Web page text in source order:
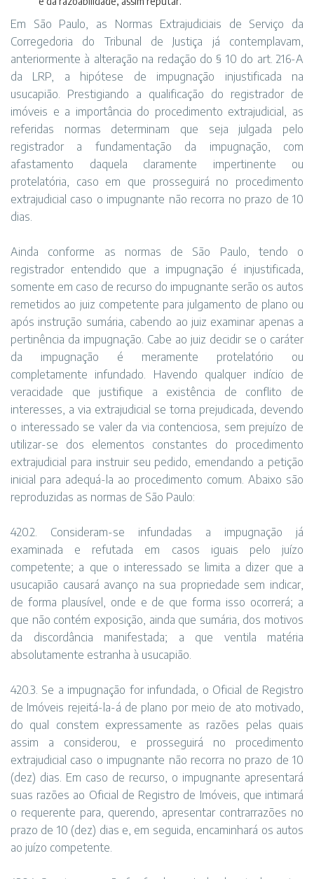
Em São Paulo, as Normas Extrajudiciais de Serviço da
Corregedoria do Tribunal de Justiça já contemplavam,
anteriormente à alteração na redação do § 10 do art. 216-A
da LRP, a hipótese de impugnação injustificada na
usucapião. Prestigiando a qualificação do registrador de
imóveis e a importância do procedimento extrajudicial, as
referidas normas determinam que seja julgada pelo
registrador a fundamentação da impugnação, com
afastamento daquela claramente impertinente ou
protelatória, caso em que prosseguirá no procedimento
extrajudicial caso o impugnante não recorra no prazo de 10
dias.
Ainda conforme as normas de São Paulo, tendo o
registrador entendido que a impugnação é injustificada,
somente em caso de recurso do impugnante serão os autos
remetidos ao juiz competente para julgamento de plano ou
após instrução sumária, cabendo ao juiz examinar apenas a
pertinência da impugnação. Cabe ao juiz decidir se o caráter
da impugnação é meramente protelatório ou
completamente infundado. Havendo qualquer indício de
veracidade que justifique a existência de conflito de
interesses, a via extrajudicial se torna prejudicada, devendo
o interessado se valer da via contenciosa, sem prejuízo de
utilizar-se dos elementos constantes do procedimento
extrajudicial para instruir seu pedido, emendando a petição
inicial para adequá-la ao procedimento comum. Abaixo são
reproduzidas as normas de São Paulo:
420.2. Consideram-se infundadas a impugnação já
examinada e refutada em casos iguais pelo juízo
competente; a que o interessado se limita a dizer que a
usucapião causará avanço na sua propriedade sem indicar,
de forma plausível, onde e de que forma isso ocorrerá; a
que não contém exposição, ainda que sumária, dos motivos
da discordância manifestada; a que ventila matéria
absolutamente estranha à usucapião.
420.3. Se a impugnação for infundada, o Oficial de Registro
de Imóveis rejeitá-la-á de plano por meio de ato motivado,
do qual constem expressamente as razões pelas quais
assim a considerou, e prosseguirá no procedimento
extrajudicial caso o impugnante não recorra no prazo de 10
(dez) dias. Em caso de recurso, o impugnante apresentará
suas razões ao Oficial de Registro de Imóveis, que intimará
o requerente para, querendo, apresentar contrarrazões no
prazo de 10 (dez) dias e, em seguida, encaminhará os autos
ao juízo competente.